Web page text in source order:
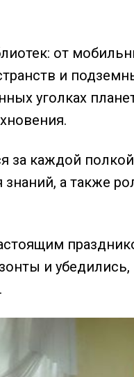
от
и
уголках
за каждой
а также
и